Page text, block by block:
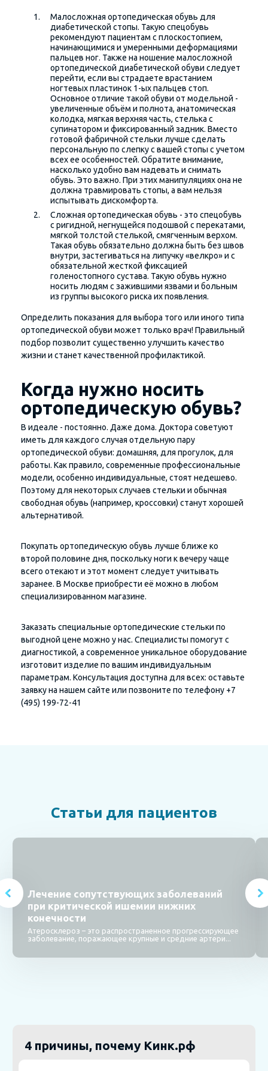
Малосложная ортопедическая обувь для
диабетической стопы. Такую спецобувь
рекомендуют пациентам с плоскостопием,
начинающимися и умеренными деформациями
пальцев ног. Также на ношение малосложной
ортопедической диабетической обуви следует
перейти, если вы страдаете врастанием
ногтевых пластинок 1-ых пальцев стоп.
Основное отличие такой обуви от модельной -
увеличенные объём и полнота, анатомическая
колодка, мягкая верхняя часть, стелька с
супинатором и фиксированный задник. Вместо
готовой фабричной стельки лучше сделать
персональную по слепку с вашей стопы с учетом
всех ее особенностей. Обратите внимание,
насколько удобно вам надевать и снимать
обувь. Это важно. При этих манипуляциях она не
должна травмировать стопы, а вам нельзя
испытывать дискомфорта.
Сложная ортопедическая обувь - это спецобувь
с ригидной, негнущейся подошвой с перекатами,
мягкой толстой стелькой, смягченным верхом.
Такая обувь обязательно должна быть без швов
внутри, застегиваться на липучку «велкро» и с
обязательной жесткой фиксацией
голеностопного сустава. Такую обувь нужно
носить людям с зажившими язвами и больным
из группы высокого риска их появления.
Определить показания для выбора того или иного типа
ортопедической обуви может только врач! Правильный
подбор позволит существенно улучшить качество
жизни и станет качественной профилактикой.
Когда нужно носить
ортопедическую обувь?
В идеале - постоянно. Даже дома. Доктора советуют
иметь для каждого случая отдельную пару
ортопедической обуви: домашняя, для прогулок, для
работы. Как правило, современные профессиональные
модели, особенно индивидуальные, стоят недешево.
Поэтому для некоторых случаев стельки и обычная
свободная обувь (например, кроссовки) станут хорошей
альтернативой.
Покупать ортопедическую обувь лучше ближе ко
второй половине дня, поскольку ноги к вечеру чаще
всего отекают и этот момент следует учитывать
заранее. В Москве приобрести её можно в любом
специализированном магазине.
Заказать специальные ортопедические стельки по
выгодной цене можно у нас. Специалисты помогут с
диагностикой, а современное уникальное оборудование
изготовит изделие по вашим индивидуальным
параметрам. Консультация доступна для всех: оставьте
заявку на нашем сайте или позвоните по телефону +7
(495) 199-72-41
Статьи для пациентов
Лечение сопутствующих заболеваний
при критической ишемии нижних
конечности
Атеросклероз – это распространенное прогрессирующее
заболевание, поражающее крупные и средние артери...
4 причины, почему Кинк.рф